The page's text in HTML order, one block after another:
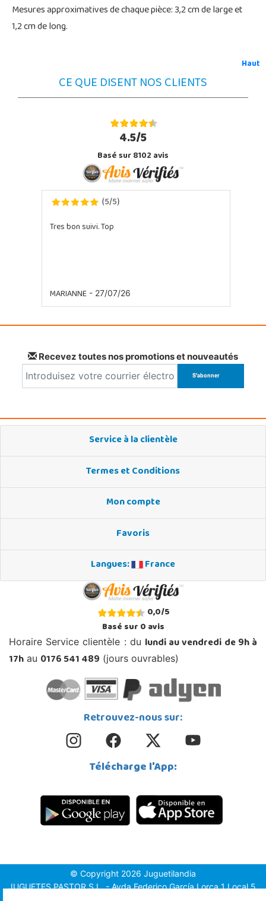
Mesures approximatives de chaque pièce: 3,2 cm de large et
1,2 cm de long.
Haut
CE QUE DISENT NOS CLIENTS
4.5/5
Basé sur 8102 avis
(5/5)
Tres bon suivi. Top
MARIANNE- 27/07/26
Recevez toutes nos promotions et nouveautés
Service à la clientèle
Termes et Conditions
Mon compte
Favoris
Langues:
France
0,0/5
Basé sur0avis
Horaire Service clientèle : du lundi au vendredi de 9h à
17h au 0176 541 489 (jours ouvrables)
Retrouvez-nous sur:
Télécharge l'App:
© Copyright 2026 Juguetilandia
JUGUETES PASTOR S.L. - Avda.Federico García Lorca 1 Local 5,